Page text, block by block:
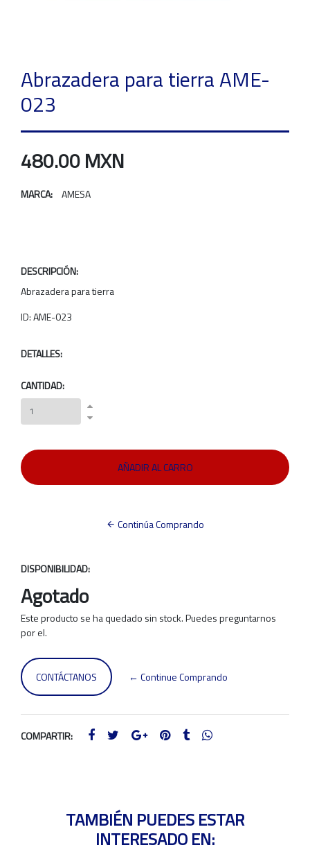
Abrazadera para tierra AME-
023
480.00 MXN
MARCA: AMESA
DESCRIPCIÓN:
Abrazadera para tierra
ID: AME-023
DETALLES:
CANTIDAD:
Continúa Comprando
DISPONIBILIDAD:
Agotado
Este producto se ha quedado sin stock. Puedes preguntarnos
por el.
CONTÁCTANOS ← Continue Comprando
COMPARTIR:
TAMBIÉN PUEDES ESTAR
INTERESADO EN: